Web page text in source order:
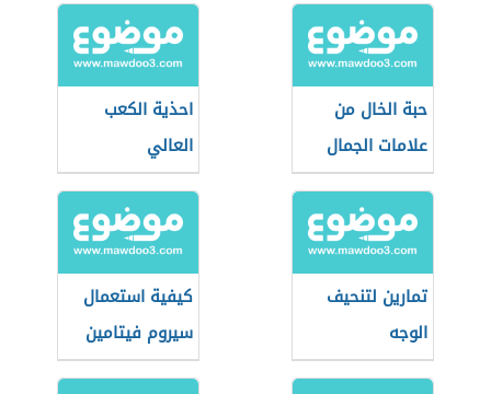
حبة الخال من
علامات الجمال
احذية الكعب
العالي
تمارين لتنحيف
الوجه
كيفية استعمال
سيروم فيتامين
سي